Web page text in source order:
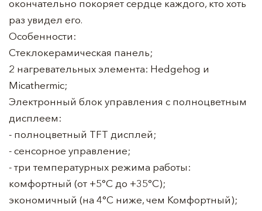
окончательно покоряет сердце каждого, кто хоть
раз увидел его.
Особенности:
Стеклокерамическая панель;
2 нагревательных элемента: Hedgehog и
Micathermic;
Электронный блок управления с полноцветным
дисплеем:
- полноцветный TFT дисплей;
- сенсорное управление;
- три температурных режима работы:
комфортный (от +5°C до +35°C);
экономичный (на 4°C ниже, чем Комфортный);